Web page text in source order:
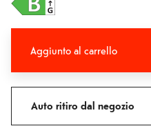
Aggiunto al carrello
Auto ritiro dal negozio